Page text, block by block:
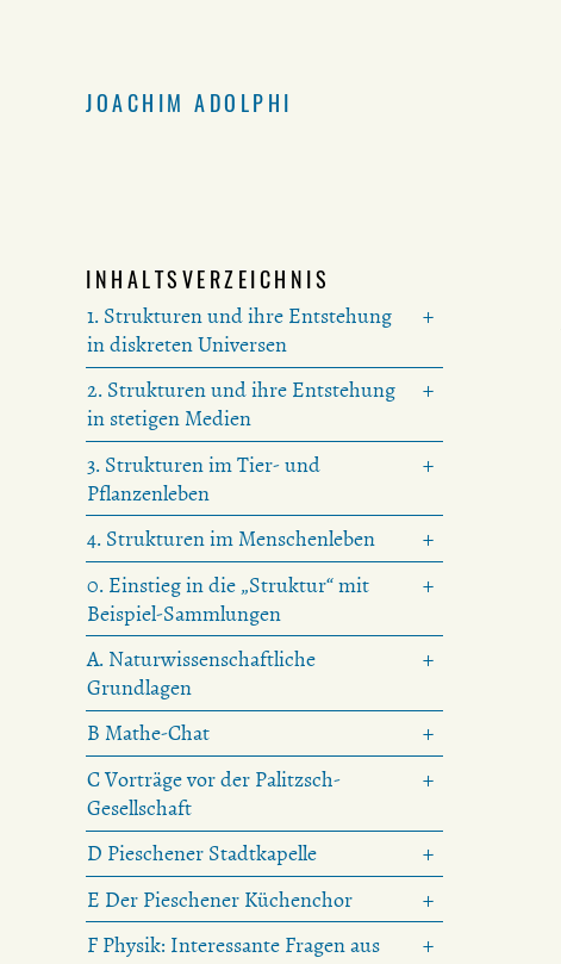
JOACHIM ADOLPHI
INHALTSVERZEICHNIS
1. Strukturen und ihre Entstehung
in diskreten Universen
2. Strukturen und ihre Entstehung
in stetigen Medien
3. Strukturen im Tier- und
Pflanzenleben
4. Strukturen im Menschenleben
0. Einstieg in die „Struktur“ mit
Beispiel-Sammlungen
A. Naturwissenschaftliche
Grundlagen
B Mathe-Chat
C Vorträge vor der Palitzsch-
Gesellschaft
D Pieschener Stadtkapelle
E Der Pieschener Küchenchor
F Physik: Interessante Fragen aus